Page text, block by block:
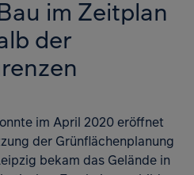
im Zeitplan
der
im April 2020 eröffnet
der Grünflächenplanung
bekam das Gelände in